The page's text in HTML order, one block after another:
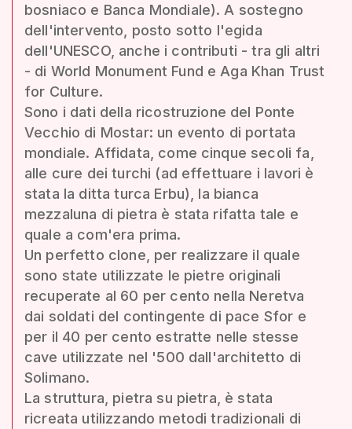
bosniaco e Banca Mondiale). A sostegno
dell'intervento, posto sotto l'egida
dell'UNESCO, anche i contributi - tra gli altri
- di World Monument Fund e Aga Khan Trust
for Culture.
Sono i dati della ricostruzione del Ponte
Vecchio di Mostar: un evento di portata
mondiale. Affidata, come cinque secoli fa,
alle cure dei turchi (ad effettuare i lavori è
stata la ditta turca Erbu), la bianca
mezzaluna di pietra è stata rifatta tale e
quale a com'era prima.
Un perfetto clone, per realizzare il quale
sono state utilizzate le pietre originali
recuperate al 60 per cento nella Neretva
dai soldati del contingente di pace Sfor e
per il 40 per cento estratte nelle stesse
cave utilizzate nel '500 dall'architetto di
Solimano.
La struttura, pietra su pietra, è stata
ricreata utilizzando metodi tradizionali di